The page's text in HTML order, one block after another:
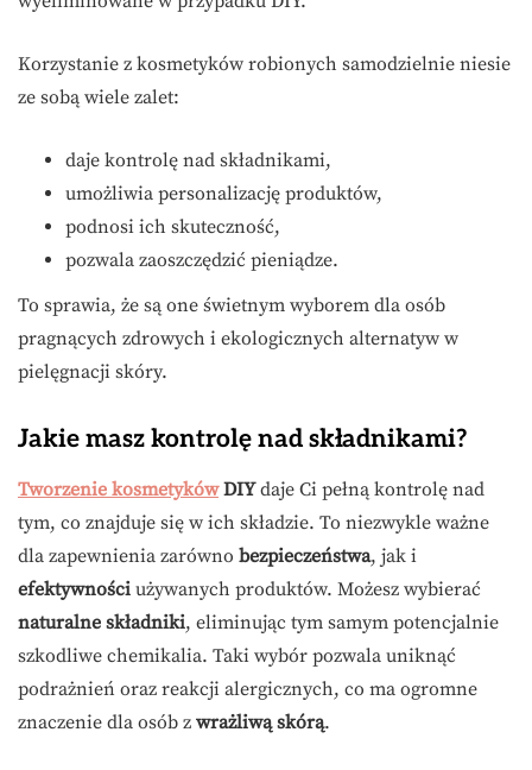
Korzystanie z kosmetyków robionych samodzielnie niesie
ze sobą wiele zalet:
daje kontrolę nad składnikami,
umożliwia personalizację produktów,
podnosi ich skuteczność,
pozwala zaoszczędzić pieniądze.
To sprawia, że są one świetnym wyborem dla osób
pragnących zdrowych i ekologicznych alternatyw w
pielęgnacji skóry.
Jakie masz kontrolę nad składnikami?
Tworzenie kosmetykówDIYdaje Ci pełną kontrolę nad
tym, co znajduje się w ich składzie. To niezwykle ważne
dla zapewnienia zarówno bezpieczeństwa, jak i
efektywności używanych produktów. Możesz wybierać
naturalne składniki, eliminując tym samym potencjalnie
szkodliwe chemikalia. Taki wybór pozwala uniknąć
podrażnień oraz reakcji alergicznych, co ma ogromne
znaczenie dla osób z wrażliwą skórą.